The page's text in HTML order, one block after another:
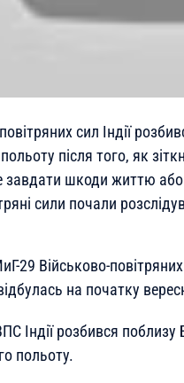
сил Індії
після того, як
завдати шкоди життю
сили почали
29 Військово-
на початку
Індії розбився
польоту.